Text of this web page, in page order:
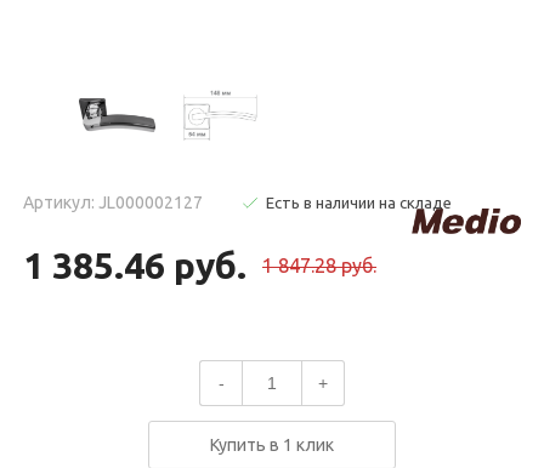
Артикул: JL000002127 Есть в наличии на складе
1 385.46 руб. 1 847.28 руб.
- +
Купить в 1 клик